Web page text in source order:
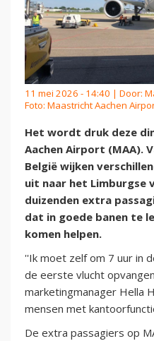
11 mei 2026 - 14:40 | Door:
Foto: Maastricht Aachen
Het wordt druk deze
Aachen Airport (MAA).
België wijken
uit naar het Limburgse
duizenden extra
dat in goede banen te
komen helpen.
''Ik moet zelf om 7 uur in
de eerste vlucht
marketingmanager Hella
mensen met
De extra passagiers op